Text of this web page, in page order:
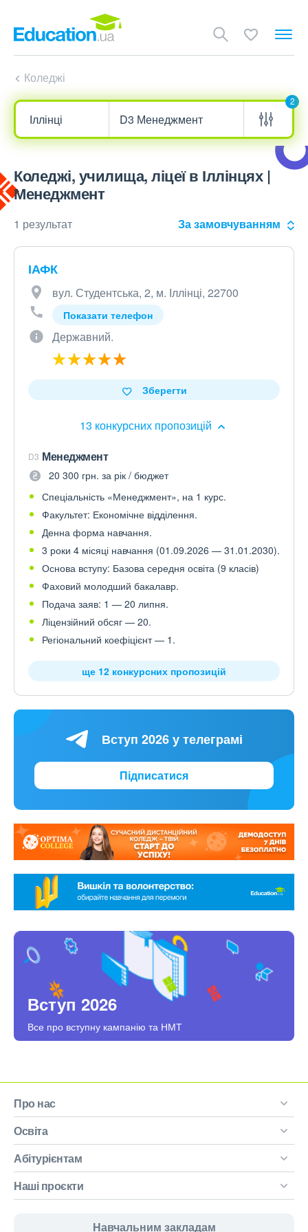
Коледжі
2
Коледжі, училища, ліцеї в Іллінцях |
Менеджмент
1 результат За замовчуванням
ІАФК
вул. Студентська, 2, м. Іллінці, 22700
Показати телефон
Державний.
13 конкурсних пропозицій
Зберегти
D3 Менеджмент
20 300 грн. за рік / бюджет
Спеціальність «Менеджмент», на 1 курс.
Факультет: Економічне відділення.
Денна форма навчання.
3 роки 4 місяці навчання (01.09.2026 — 31.01.2030).
Основа вступу: Базова середня освіта (9 класів)
Фаховий молодший бакалавр.
Подача заяв: 1 — 20 липня.
Ліцензійний обсяг — 20.
Регіональний коефіцієнт — 1.
ще 12 конкурсних пропозицій
Вступ 2026 у телеграмі
Підписатися
Вступ 2026
Все про вступну кампанію та НМТ
Про нас
Освіта
Абітурієнтам
Наші проєкти
Навчальним закладам